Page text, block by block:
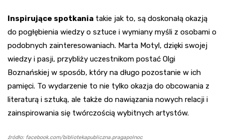
Inspirujące spotkania takie jak to, są doskonałą okazją
do pogłębienia wiedzy o sztuce i wymiany myśli z osobami o
podobnych zainteresowaniach. Marta Motyl, dzięki swojej
wiedzy i pasji, przybliży uczestnikom postać Olgi
Boznańskiej w sposób, który na długo pozostanie w ich
pamięci. To wydarzenie to nie tylko okazja do obcowania z
literaturą i sztuką, ale także do nawiązania nowych relacji i
zainspirowania się twórczością wybitnych artystów.
źródło: facebook.com/bibliotekapubliczna.pragapolnoc